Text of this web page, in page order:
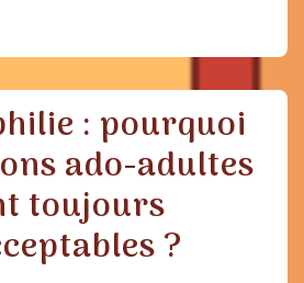
: pourquoi
ado-adultes
toujours
?